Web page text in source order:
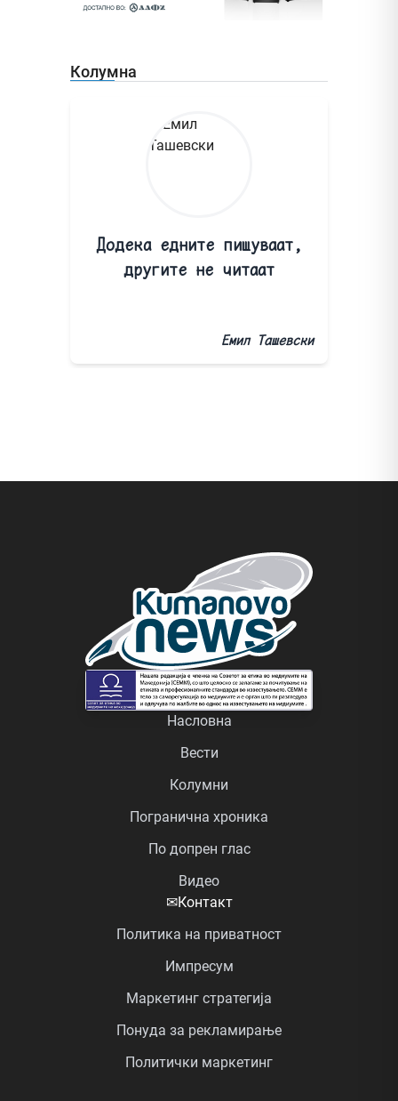
Колумна
Додека едните пишуваат,
другите не читаат
Емил Ташевски
Насловна
Вести
Колумни
Погранична хроника
По допрен глас
Видео
✉Контакт
Политика на приватност
Импресум
Маркетинг стратегија
Понуда за рекламирање
Политички маркетинг